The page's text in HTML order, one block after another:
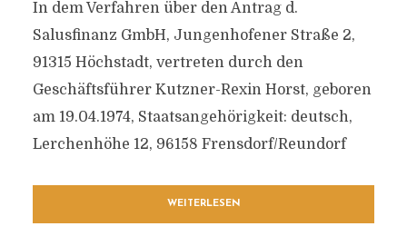
In dem Verfahren über den Antrag d.
Salusfinanz GmbH, Jungenhofener Straße 2,
91315 Höchstadt, vertreten durch den
Geschäftsführer Kutzner-Rexin Horst, geboren
am 19.04.1974, Staatsangehörigkeit: deutsch,
Lerchenhöhe 12, 96158 Frensdorf/Reundorf
WEITERLESEN